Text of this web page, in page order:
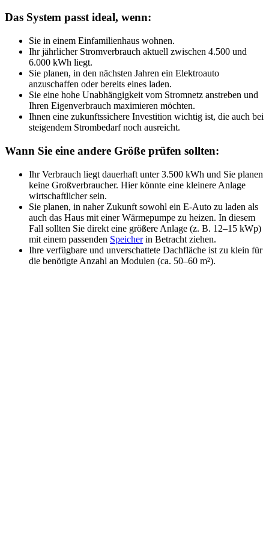
Das System passt ideal, wenn:
Sie in einem Einfamilienhaus wohnen.
Ihr jährlicher Stromverbrauch aktuell zwischen 4.500 und
6.000 kWh liegt.
Sie planen, in den nächsten Jahren ein Elektroauto
anzuschaffen oder bereits eines laden.
Sie eine hohe Unabhängigkeit vom Stromnetz anstreben und
Ihren Eigenverbrauch maximieren möchten.
Ihnen eine zukunftssichere Investition wichtig ist, die auch bei
steigendem Strombedarf noch ausreicht.
Wann Sie eine andere Größe prüfen sollten:
Ihr Verbrauch liegt dauerhaft unter 3.500 kWh und Sie planen
keine Großverbraucher. Hier könnte eine kleinere Anlage
wirtschaftlicher sein.
Sie planen, in naher Zukunft sowohl ein E-Auto zu laden als
auch das Haus mit einer Wärmepumpe zu heizen. In diesem
Fall sollten Sie direkt eine größere Anlage (z. B. 12–15 kWp)
mit einem passenden Speicherin Betracht ziehen.
Ihre verfügbare und unverschattete Dachfläche ist zu klein für
die benötigte Anzahl an Modulen (ca. 50–60 m²).